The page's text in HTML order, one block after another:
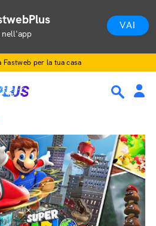
VAI
Fastweb per la tua casa